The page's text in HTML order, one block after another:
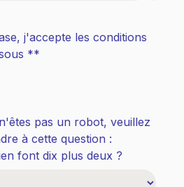
j'accepte les conditions
**
pas un robot, veuillez
à cette question :
font dix plus deux ?